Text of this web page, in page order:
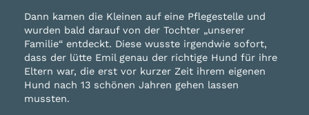
Dann kamen die Kleinen auf eine Pflegestelle und
wurden bald darauf von der Tochter „unserer
Familie“ entdeckt. Diese wusste irgendwie sofort,
dass der lütte Emil genau der richtige Hund für ihre
Eltern war, die erst vor kurzer Zeit ihrem eigenen
Hund nach 13 schönen Jahren gehen lassen
mussten.